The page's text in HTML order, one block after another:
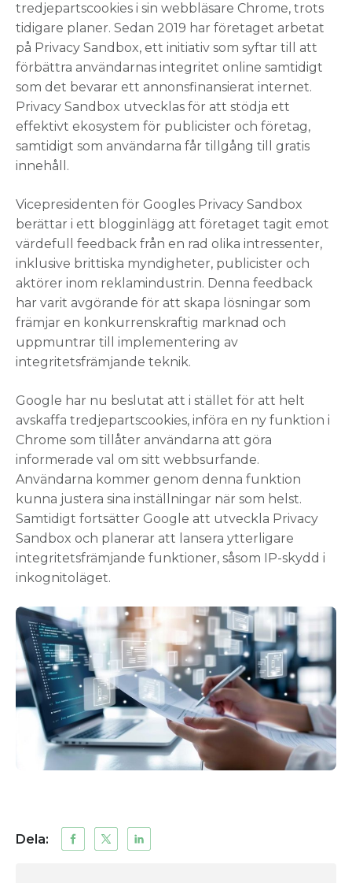
tredjepartscookies i sin webbläsare Chrome, trots
tidigare planer. Sedan 2019 har företaget arbetat
på Privacy Sandbox, ett initiativ som syftar till att
förbättra användarnas integritet online samtidigt
som det bevarar ett annonsfinansierat internet.
Privacy Sandbox utvecklas för att stödja ett
effektivt ekosystem för publicister och företag,
samtidigt som användarna får tillgång till gratis
innehåll.
Vicepresidenten för Googles Privacy Sandbox
berättar i ett blogginlägg att företaget tagit emot
värdefull feedback från en rad olika intressenter,
inklusive brittiska myndigheter, publicister och
aktörer inom reklamindustrin. Denna feedback
har varit avgörande för att skapa lösningar som
främjar en konkurrenskraftig marknad och
uppmuntrar till implementering av
integritetsfrämjande teknik.
Google har nu beslutat att i stället för att helt
avskaffa tredjepartscookies, införa en ny funktion i
Chrome som tillåter användarna att göra
informerade val om sitt webbsurfande.
Användarna kommer genom denna funktion
kunna justera sina inställningar när som helst.
Samtidigt fortsätter Google att utveckla Privacy
Sandbox och planerar att lansera ytterligare
integritetsfrämjande funktioner, såsom IP-skydd i
inkognitoläget.
Dela: